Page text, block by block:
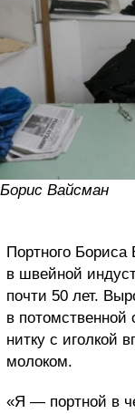
Борис Вайсман
Портного
в швейной
почти 50 лет.
в
нитку с иголкой
молоком.
«Я — портной в